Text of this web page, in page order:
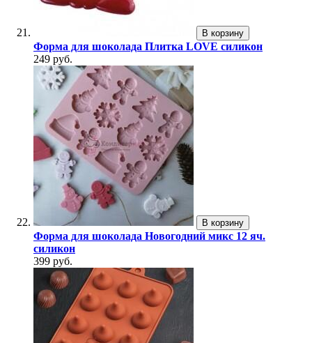
В корзину
Форма для шоколада Плитка LOVE силикон
249 руб.
В корзину
Форма для шоколада Новогодний микс 12 яч.
силикон
399 руб.